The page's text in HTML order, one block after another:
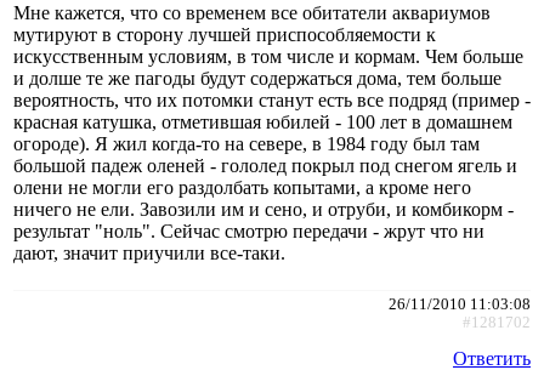
Мне кажется, что со временем все обитатели аквариумов
мутируют в сторону лучшей приспособляемости к
искусственным условиям, в том числе и кормам. Чем больше
и долше те же пагоды будут содержаться дома, тем больше
вероятность, что их потомки станут есть все подряд (пример -
красная катушка, отметившая юбилей - 100 лет в домашнем
огороде). Я жил когда-то на севере, в 1984 году был там
большой падеж оленей - гололед покрыл под снегом ягель и
олени не могли его раздолбать копытами, а кроме него
ничего не ели. Завозили им и сено, и отруби, и комбикорм -
результат "ноль". Сейчас смотрю передачи - жрут что ни
дают, значит приучили все-таки.
26/11/2010 11:03:08
#1281702
Ответить